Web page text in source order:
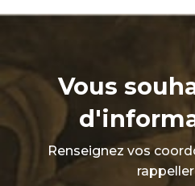
de plaisir et de
Vous
Renseignez vos